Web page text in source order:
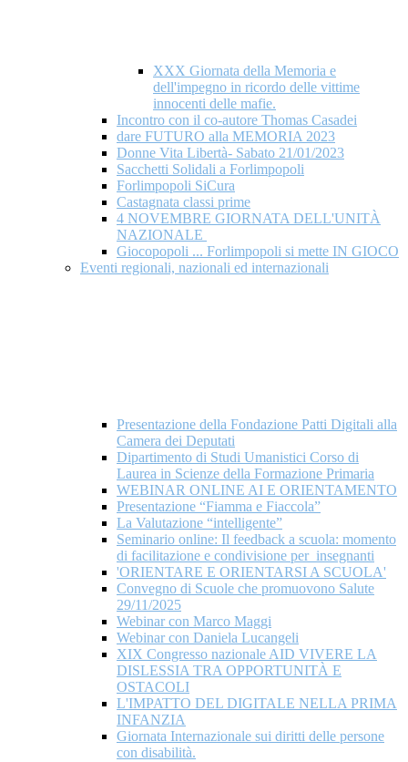
XXX Giornata della Memoria e
dell'impegno in ricordo delle vittime
innocenti delle mafie.
Incontro con il co-autore Thomas Casadei
dare FUTURO alla MEMORIA 2023
Donne Vita Libertà- Sabato 21/01/2023
Sacchetti Solidali a Forlimpopoli
Forlimpopoli SiCura
Castagnata classi prime
4 NOVEMBRE GIORNATA DELL'UNITÀ
NAZIONALE
Giocopopoli ... Forlimpopoli si mette IN GIOCO
Eventi regionali, nazionali ed internazionali
Presentazione della Fondazione Patti Digitali alla
Camera dei Deputati
Dipartimento di Studi Umanistici Corso di
Laurea in Scienze della Formazione Primaria
WEBINAR ONLINE AI E ORIENTAMENTO
Presentazione “Fiamma e Fiaccola”
La Valutazione “intelligente”
Seminario online: Il feedback a scuola: momento
di facilitazione e condivisione per insegnanti
'ORIENTARE E ORIENTARSI A SCUOLA'
Convegno di Scuole che promuovono Salute
29/11/2025
Webinar con Marco Maggi
Webinar con Daniela Lucangeli
XIX Congresso nazionale AID VIVERE LA
DISLESSIA TRA OPPORTUNITÀ E
OSTACOLI
L'IMPATTO DEL DIGITALE NELLA PRIMA
INFANZIA
Giornata Internazionale sui diritti delle persone
con disabilità.